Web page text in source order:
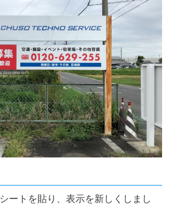
ートを貼り、表示を新しくしまし